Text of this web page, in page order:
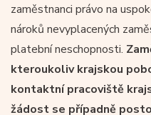
zaměstnanci právo na
nároků nevyplacených
platební neschopnosti.
kteroukoliv krajskou
kontaktní pracoviště
žádost se případně